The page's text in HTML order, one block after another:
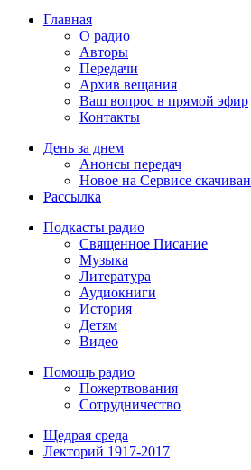
Главная
О радио
Авторы
Передачи
Архив вещания
Ваш вопрос в прямой эфир
Контакты
День за днем
Анонсы передач
Новое на Сервисе
Рассылка
Подкасты радио
Священное Писание
Музыка
Литература
Аудиокниги
История
Детям
Видео
Помощь радио
Пожертвования
Сотрудничество
Щедрая среда
Лекторий 1917-2017